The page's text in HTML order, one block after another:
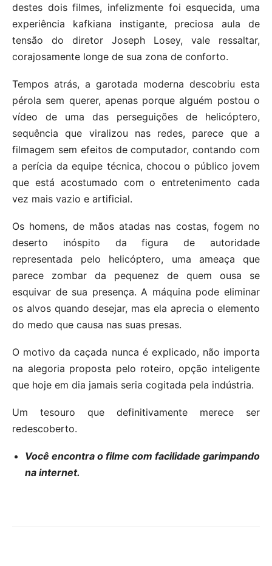
destes dois filmes, infelizmente foi esquecida, uma
experiência kafkiana instigante, preciosa aula de
tensão do diretor Joseph Losey, vale ressaltar,
corajosamente longe de sua zona de conforto.
Tempos atrás, a garotada moderna descobriu esta
pérola sem querer, apenas porque alguém postou o
vídeo de uma das perseguições de helicóptero,
sequência que viralizou nas redes, parece que a
filmagem sem efeitos de computador, contando com
a perícia da equipe técnica, chocou o público jovem
que está acostumado com o entretenimento cada
vez mais vazio e artificial.
Os homens, de mãos atadas nas costas, fogem no
deserto inóspito da figura de autoridade
representada pelo helicóptero, uma ameaça que
parece zombar da pequenez de quem ousa se
esquivar de sua presença. A máquina pode eliminar
os alvos quando desejar, mas ela aprecia o elemento
do medo que causa nas suas presas.
O motivo da caçada nunca é explicado, não importa
na alegoria proposta pelo roteiro, opção inteligente
que hoje em dia jamais seria cogitada pela indústria.
Um tesouro que definitivamente merece ser
redescoberto.
Você encontra o filme com facilidade garimpando
na internet.